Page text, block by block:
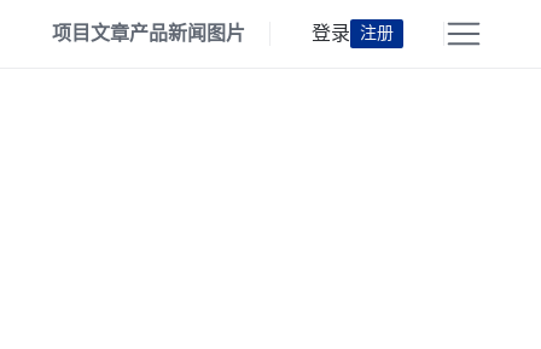
项目文章产品新闻 图片 登录 注册